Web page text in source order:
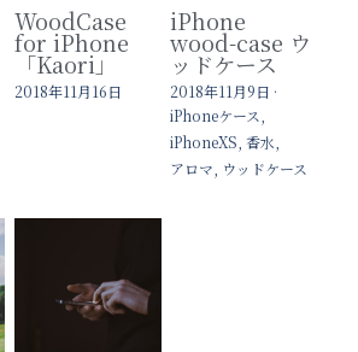
WoodCase
for iPhone
「Kaori」
2018年11月16日
iPhone
wood-case ウ
ッドケース
2018年11月9日 ·
iPhoneケース,
iPhoneXS, 香水,
アロマ, ウッドケース